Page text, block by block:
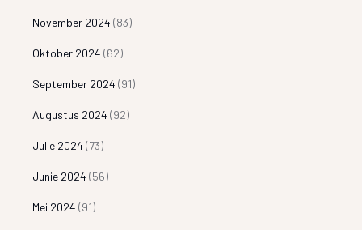
November 2024 (83)
Oktober 2024 (62)
September 2024 (91)
Augustus 2024 (92)
Julie 2024 (73)
Junie 2024 (56)
Mei 2024 (91)